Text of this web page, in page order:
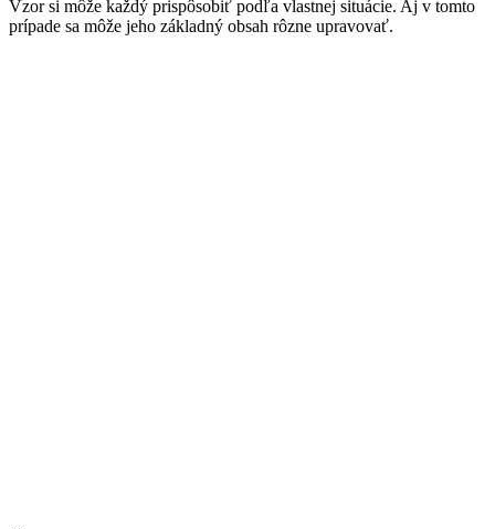
Vzor si môže každý prispôsobiť podľa vlastnej situácie. Aj v tomto
prípade sa môže jeho základný obsah rôzne upravovať.